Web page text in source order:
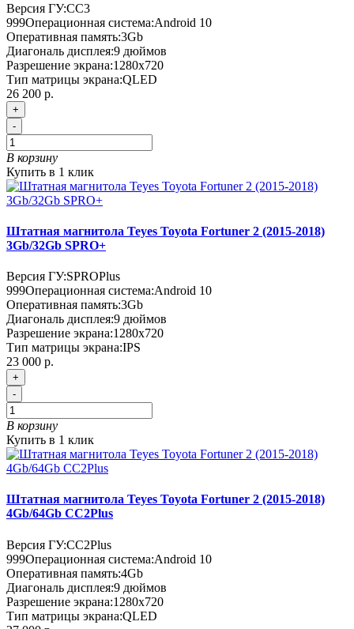
Версия ГУ:CC3
999Операционная система:Android 10
Оперативная память:3Gb
Диагональ дисплея:9 дюймов
Разрешение экрана:1280x720
Тип матрицы экрана:QLED
26 200 р.
+
-
В корзину
Купить в 1 клик
Штатная магнитола Teyes Toyota Fortuner 2 (2015-2018)
3Gb/32Gb SPRO+
Версия ГУ:SPROPlus
999Операционная система:Android 10
Оперативная память:3Gb
Диагональ дисплея:9 дюймов
Разрешение экрана:1280x720
Тип матрицы экрана:IPS
23 000 р.
+
-
В корзину
Купить в 1 клик
Штатная магнитола Teyes Toyota Fortuner 2 (2015-2018)
4Gb/64Gb CC2Plus
Версия ГУ:CC2Plus
999Операционная система:Android 10
Оперативная память:4Gb
Диагональ дисплея:9 дюймов
Разрешение экрана:1280x720
Тип матрицы экрана:QLED